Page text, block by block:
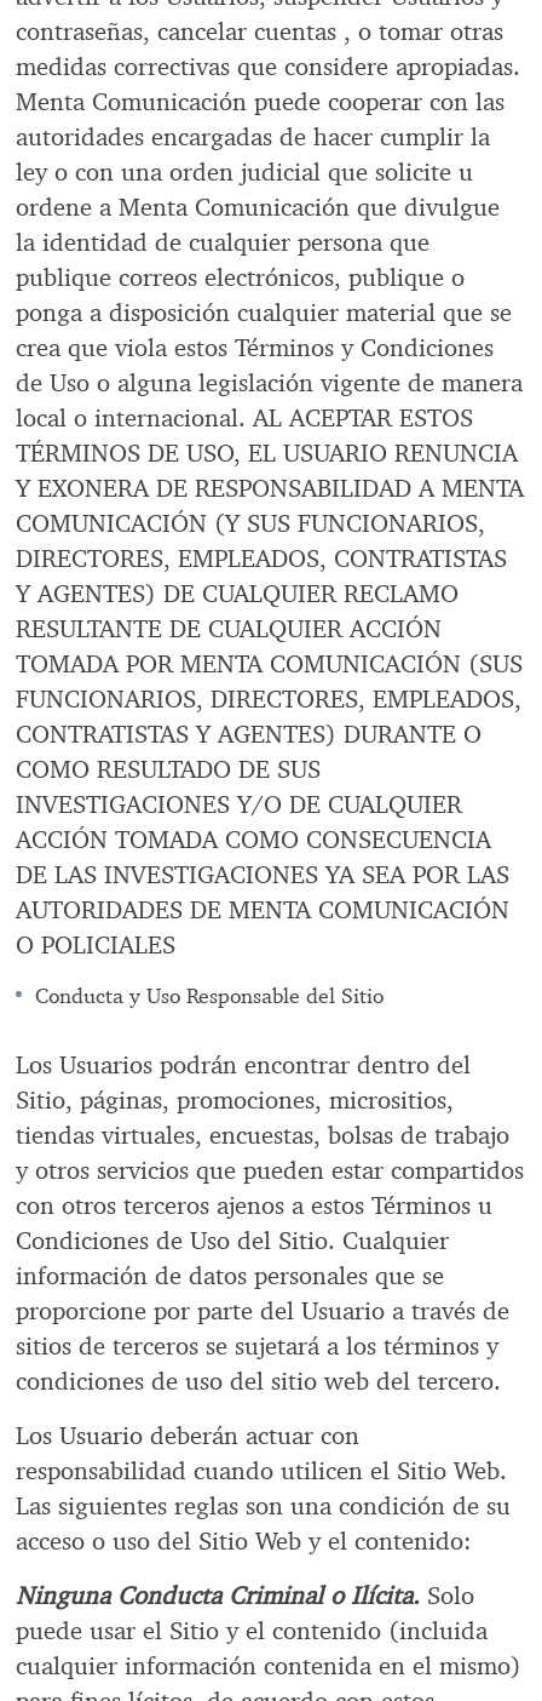
contraseñas, cancelar cuentas , o tomar otras
medidas correctivas que considere apropiadas.
Menta Comunicación puede cooperar con las
autoridades encargadas de hacer cumplir la
ley o con una orden judicial que solicite u
ordene a Menta Comunicación que divulgue
la identidad de cualquier persona que
publique correos electrónicos, publique o
ponga a disposición cualquier material que se
crea que viola estos Términos y Condiciones
de Uso o alguna legislación vigente de manera
local o internacional. AL ACEPTAR ESTOS
TÉRMINOS DE USO, EL USUARIO RENUNCIA
Y EXONERA DE RESPONSABILIDAD A MENTA
COMUNICACIÓN (Y SUS FUNCIONARIOS,
DIRECTORES, EMPLEADOS, CONTRATISTAS
Y AGENTES) DE CUALQUIER RECLAMO
RESULTANTE DE CUALQUIER ACCIÓN
TOMADA POR MENTA COMUNICACIÓN (SUS
FUNCIONARIOS, DIRECTORES, EMPLEADOS,
CONTRATISTAS Y AGENTES) DURANTE O
COMO RESULTADO DE SUS
INVESTIGACIONES Y/O DE CUALQUIER
ACCIÓN TOMADA COMO CONSECUENCIA
DE LAS INVESTIGACIONES YA SEA POR LAS
AUTORIDADES DE MENTA COMUNICACIÓN
O POLICIALES
Conducta y Uso Responsable del Sitio
Los Usuarios podrán encontrar dentro del
Sitio, páginas, promociones, micrositios,
tiendas virtuales, encuestas, bolsas de trabajo
y otros servicios que pueden estar compartidos
con otros terceros ajenos a estos Términos u
Condiciones de Uso del Sitio. Cualquier
información de datos personales que se
proporcione por parte del Usuario a través de
sitios de terceros se sujetará a los términos y
condiciones de uso del sitio web del tercero.
Los Usuario deberán actuar con
responsabilidad cuando utilicen el Sitio Web.
Las siguientes reglas son una condición de su
acceso o uso del Sitio Web y el contenido:
Ninguna Conducta Criminal o Ilícita. Solo
puede usar el Sitio y el contenido (incluida
cualquier información contenida en el mismo)